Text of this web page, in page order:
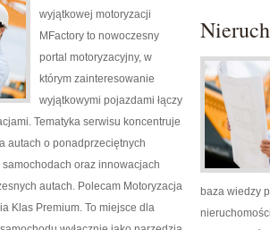
wyjątkowej motoryzacji
MFactory to nowoczesny
portal motoryzacyjny, w
którym zainteresowanie
wyjątkowymi pojazdami łączy
Tematyka serwisu koncentruje
autach o ponadprzeciętnych
oraz innowacjach
autach. Polecam Motoryzacja
Klas Premium. To miejsce dla
baza wiedzy